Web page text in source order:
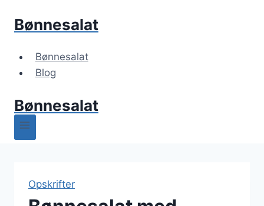
Bønnesalat
Bønnesalat
Blog
Bønnesalat
Opskrifter